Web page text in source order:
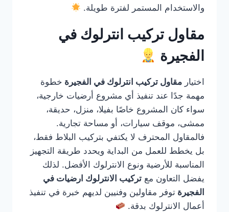
والاستخدام المستمر لفترة طويلة.
مقاول تركيب انترلوك في
الفجيرة
اختيار مقاول تركيب انترلوك في الفجيرة خطوة
مهمة جدًا عند تنفيذ أي مشروع أرضيات خارجية،
سواء كان المشروع خاصًا بفيلا، منزل، حديقة،
ممشى، موقف سيارات، أو مساحة تجارية.
فالمقاول المحترف لا يكتفي بتركيب البلاط فقط،
بل يخطط للعمل من البداية ويحدد طريقة التجهيز
المناسبة للأرضية ونوع الانترلوك الأفضل. لذلك
يفضل التعاون مع تركيب الانترلوك ارضيات في
الفجيرة توفر مقاولين وفنيين لديهم خبرة في تنفيذ
أعمال الانترلوك بدقة.